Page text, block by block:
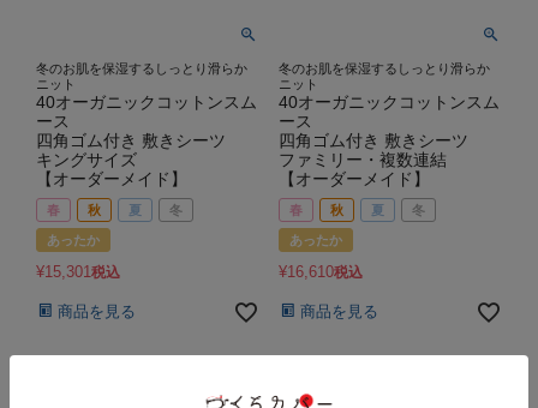
冬のお肌を保湿するしっとり滑らか
ニット
40オーガニックコットンスム
ース
四角ゴム付き 敷きシーツ
キングサイズ
【オーダーメイド】
春 秋 夏 冬
あったか
¥15,301税込
商品を見る
冬のお肌を保湿するしっとり滑らか
ニット
40オーガニックコットンスム
ース
四角ゴム付き 敷きシーツ
ファミリー・複数連結
【オーダーメイド】
春 秋 夏 冬
あったか
¥16,610税込
商品を見る
価格が安い順 価格が高い順